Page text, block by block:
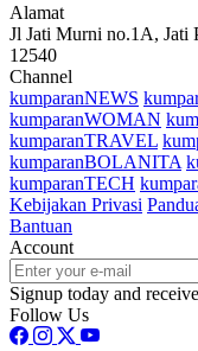
Alamat
Jl Jati Murni no.1A, Jati
12540
Channel
kumparanNEWS
kumparanWOMAN
kumparanTRAVEL
kumparanBOLANITA
kumparanTECH
Kebijakan Privasi
Bantuan
Account
Signup today and
Follow Us